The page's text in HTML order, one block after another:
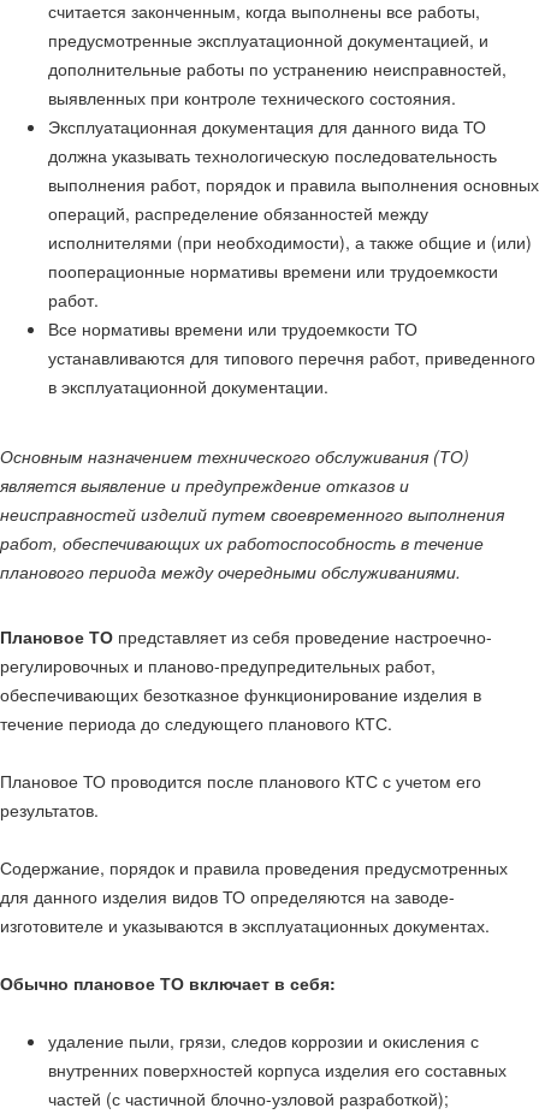
считается законченным, когда выполнены все работы,
предусмотренные эксплуатационной документацией, и
дополнительные работы по устранению неисправностей,
выявленных при контроле технического состояния.
Эксплуатационная документация для данного вида ТО
должна указывать технологическую последовательность
выполнения работ, порядок и правила выполнения основных
операций, распределение обязанностей между
исполнителями (при необходимости), а также общие и (или)
пооперационные нормативы времени или трудоемкости
работ.
Все нормативы времени или трудоемкости ТО
устанавливаются для типового перечня работ, приведенного
в эксплуатационной документации.
Основным назначением технического обслуживания (ТО)
является выявление и предупреждение отказов и
неисправностей изделий путем своевременного выполнения
работ, обеспечивающих их работоспособность в течение
планового периода между очередными обслуживаниями.
Плановое ТО представляет из себя проведение настроечно-
регулировочных и планово-предупредительных работ,
обеспечивающих безотказное функционирование изделия в
течение периода до следующего планового КТС.
Плановое ТО проводится после планового КТС с учетом его
результатов.
Содержание, порядок и правила проведения предусмотренных
для данного изделия видов ТО определяются на заводе-
изготовителе и указываются в эксплуатационных документах.
Обычно плановое ТО включает в себя:
удаление пыли, грязи, следов коррозии и окисления с
внутренних поверхностей корпуса изделия его составных
частей (с частичной блочно-узловой разработкой);